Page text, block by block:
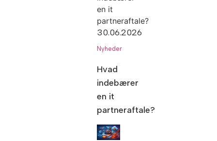
30.06.2026
Nyheder
Hvad
indebærer
en it
partneraftale?